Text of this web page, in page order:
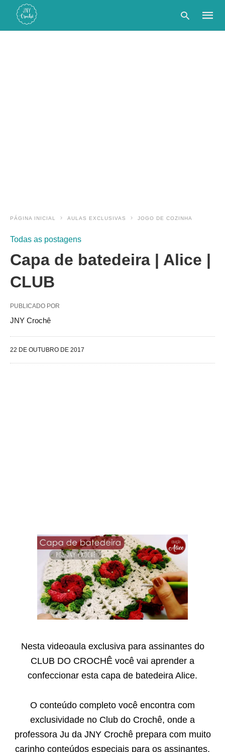
PÁGINA INICIAL AULAS EXCLUSIVAS JOGO DE COZINHA
Todas as postagens
Capa de batedeira | Alice |
CLUB
PUBLICADO POR
JNY Crochê
22 DE OUTUBRO DE 2017
Nesta videoaula exclusiva para assinantes do
CLUB DO CROCHÊ você vai aprender a
confeccionar esta capa de batedeira Alice.
O conteúdo completo você encontra com
exclusividade no Club do Crochê, onde a
professora Ju da JNY Crochê prepara com muito
carinho conteúdos especiais para os assinantes.